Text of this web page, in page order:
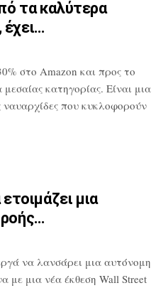
τα καλύτερα
στο Amazon και προς το
κατηγορίας. Είναι μια
που κυκλοφορούν
μια
να λανσάρει μια αυτόνομη
με μια νέα έκθεση Wall Street